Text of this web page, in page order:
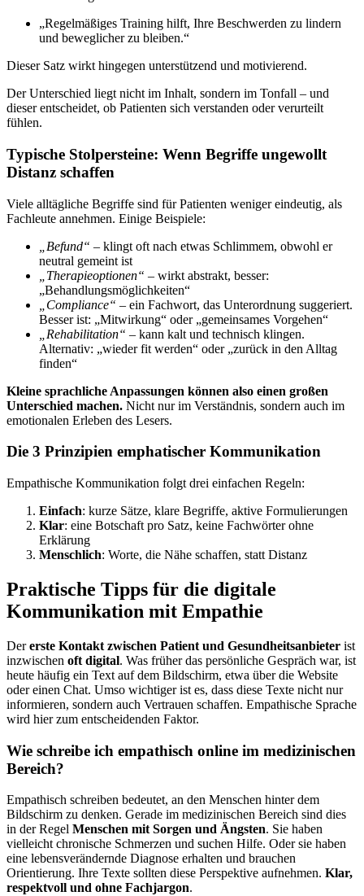
„Regelmäßiges Training hilft, Ihre Beschwerden zu lindern
und beweglicher zu bleiben.“
Dieser Satz wirkt hingegen unterstützend und motivierend.
Der Unterschied liegt nicht im Inhalt, sondern im Tonfall – und
dieser entscheidet, ob Patienten sich verstanden oder verurteilt
fühlen.
Typische Stolpersteine: Wenn Begriffe ungewollt
Distanz schaffen
Viele alltägliche Begriffe sind für Patienten weniger eindeutig, als
Fachleute annehmen. Einige Beispiele:
„Befund“ – klingt oft nach etwas Schlimmem, obwohl er
neutral gemeint ist
„Therapieoptionen“ – wirkt abstrakt, besser:
„Behandlungsmöglichkeiten“
„Compliance“ – ein Fachwort, das Unterordnung suggeriert.
Besser ist: „Mitwirkung“ oder „gemeinsames Vorgehen“
„Rehabilitation“ – kann kalt und technisch klingen.
Alternativ: „wieder fit werden“ oder „zurück in den Alltag
finden“
Kleine sprachliche Anpassungen können also einen großen
Unterschied machen. Nicht nur im Verständnis, sondern auch im
emotionalen Erleben des Lesers.
Die 3 Prinzipien emphatischer Kommunikation
Empathische Kommunikation folgt drei einfachen Regeln:
Einfach: kurze Sätze, klare Begriffe, aktive Formulierungen
Klar: eine Botschaft pro Satz, keine Fachwörter ohne
Erklärung
Menschlich: Worte, die Nähe schaffen, statt Distanz
Praktische Tipps für die digitale
Kommunikation mit Empathie
Dererste Kontakt zwischen Patient und Gesundheitsanbieter ist
inzwischen oft digital. Was früher das persönliche Gespräch war, ist
heute häufig ein Text auf dem Bildschirm, etwa über die Website
oder einen Chat. Umso wichtiger ist es, dass diese Texte nicht nur
informieren, sondern auch Vertrauen schaffen. Empathische Sprache
wird hier zum entscheidenden Faktor.
Wie schreibe ich empathisch online im medizinischen
Bereich?
Empathisch schreiben bedeutet, an den Menschen hinter dem
Bildschirm zu denken. Gerade im medizinischen Bereich sind dies
in der Regel Menschen mit Sorgen und Ängsten. Sie haben
vielleicht chronische Schmerzen und suchen Hilfe. Oder sie haben
eine lebensverändernde Diagnose erhalten und brauchen
Orientierung. Ihre Texte sollten diese Perspektive aufnehmen. Klar,
respektvoll und ohne Fachjargon.